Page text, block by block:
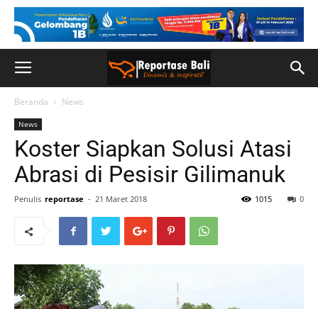
Beranda News
News
Koster Siapkan Solusi Atasi
Abrasi di Pesisir Gilimanuk
Penulis reportase - 21 Maret 2018 0
1015